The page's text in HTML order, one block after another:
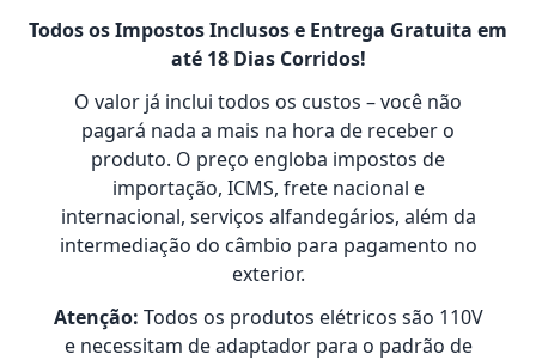
Todos os Impostos Inclusos e Entrega Gratuita em
até 18 Dias Corridos!
O valor já inclui todos os custos – você não
pagará nada a mais na hora de receber o
produto. O preço engloba impostos de
importação, ICMS, frete nacional e
internacional, serviços alfandegários, além da
intermediação do câmbio para pagamento no
exterior.
Atenção: Todos os produtos elétricos são 110V
e necessitam de adaptador para o padrão de